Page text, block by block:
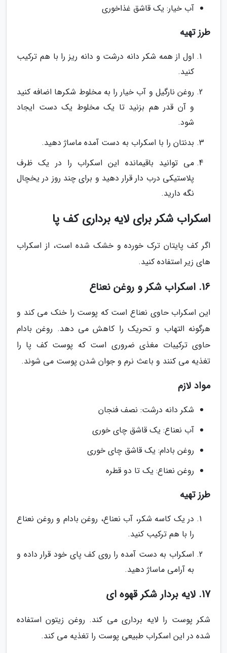
آب خیار: یک قاشق غذاخوری
طرز تهیه
اول از همه شکر دانه درشت و دانه ریز را با هم ترکیب
کنید.
روغن نارگیل و آب خیار را به مخلوط شکرها اضافه کنید
و آن قدر هم بزنید تا یک مخلوط یک دست ایجاد
شود.
بدنتان را با اسکراب به دست آمده ماساژ دهید.
می توانید باقیمانده این اسکراب را در یک ظرف
پلاستیکی درب دار قرار دهید و برای چند روز در یخچال
نگه دارید.
اسکراب شکر برای لایه برداری کف پا
اگر کف پایتان ترک خورده و خشک شده است، از اسکراب
های زیر استفاده کنید.
16. اسکراب شکر و روغن نعناع
این اسکراب حاوی نعناع است که پوست را خنک می کند و
هرگونه التهاب و تحریک را کاهش می دهد. روغن بادام
حاوی ترکیبات مغذی ضروری است که پوست کف پا را
تغذیه می کنند و باعث نرم و جوان شدن پوست می شوند.
مواد لازم
شکر دانه درشت: نصف فنجان
آب نعناع: یک قاشق چای خوری
روغن بادام: یک قاشق چای خوری
روغن نعناع: یک تا دو قطره
طرز تهیه
در یک کاسه شکر، آب نعناع، روغن بادام و روغن نعناع
را با هم ترکیب کنید.
اسکراب به دست آمده را روی کف پای خود قرار داده و
به آرامی ماساژ دهید.
17. لایه بردار شکر قهوه ای
شکر پوست را لایه برداری می کند. روغن زیتون استفاده
شده در این اسکراب طبیعی پوست را تغذیه می کند.